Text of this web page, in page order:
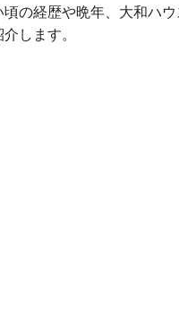
の経歴や晩年、大和ハ
します。